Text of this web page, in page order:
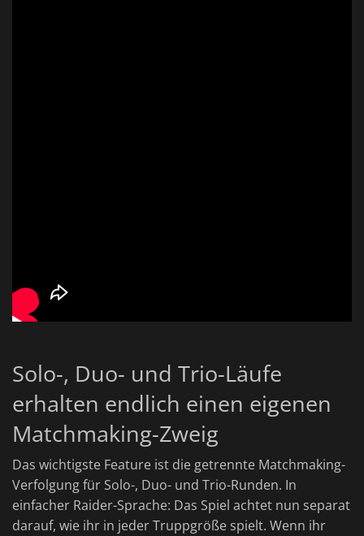
Solo-, Duo- und Trio-Läufe
erhalten endlich einen eigenen
Matchmaking-Zweig
Das wichtigste Feature ist die getrennte Matchmaking-
Verfolgung für Solo-, Duo- und Trio-Runden. In
einfacher Raider-Sprache: Das Spiel achtet nun separat
darauf, wie ihr in jeder Truppgröße spielt. Wenn ihr